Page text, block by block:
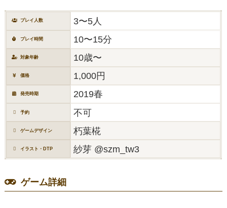
プレイ人数 3〜5人
プレイ時間 10〜15分
対象年齢 10歳〜
価格 1,000円
発売時期 2019春
予約 不可
ゲームデザイン 朽葉椛
イラスト・DTP 紗芽 @szm_tw3
ゲーム詳細